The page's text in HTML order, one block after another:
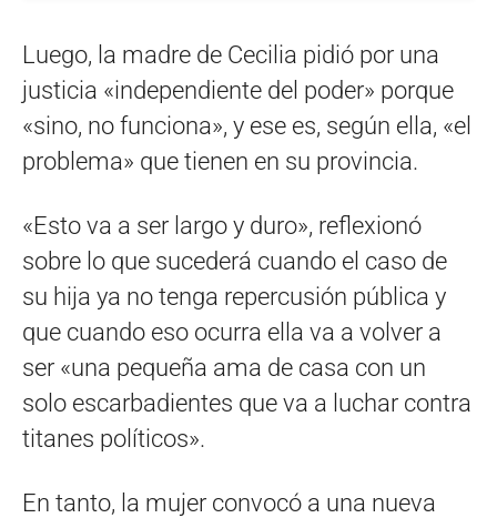
Luego, la madre de Cecilia pidió por una
justicia «independiente del poder» porque
«sino, no funciona», y ese es, según ella, «el
problema» que tienen en su provincia.
«Esto va a ser largo y duro», reflexionó
sobre lo que sucederá cuando el caso de
su hija ya no tenga repercusión pública y
que cuando eso ocurra ella va a volver a
ser «una pequeña ama de casa con un
solo escarbadientes que va a luchar contra
titanes políticos».
En tanto, la mujer convocó a una nueva